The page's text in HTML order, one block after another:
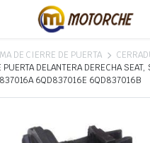
DE CIERRE DE PUERTA
PUERTA DELANTERA DERECHA SEAT,
6QD837016E 6QD837016B